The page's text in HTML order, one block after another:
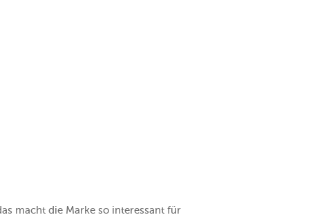
macht die Marke so interessant für